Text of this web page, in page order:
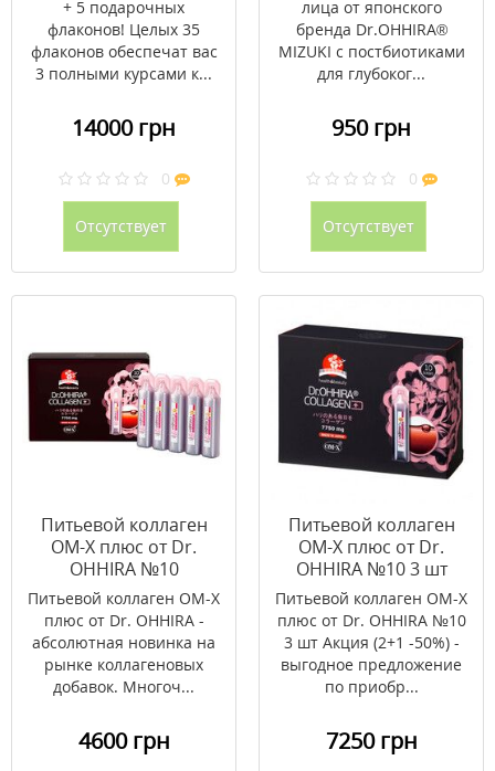
+ 5 подарочных
флаконов! Целых 35
флаконов обеспечат вас
3 полными курсами к...
14000 грн
0
Отсутствует
лица от японского
бренда Dr.OHHIRA®
MIZUKI с постбиотиками
для глубоког...
950 грн
0
Отсутствует
Питьевой коллаген
ОМ-Х плюс от Dr.
OHHIRA №10
Питьевой коллаген ОМ-Х
плюс от Dr. OHHIRA -
абсолютная новинка на
рынке коллагеновых
добавок. Многоч...
4600 грн
Питьевой коллаген
ОМ-Х плюс от Dr.
OHHIRA №10 3 шт
Акция (2+1 -50%)
Питьевой коллаген ОМ-Х
плюс от Dr. OHHIRA №10
3 шт Акция (2+1 -50%) -
выгодное предложение
по приобр...
7250 грн